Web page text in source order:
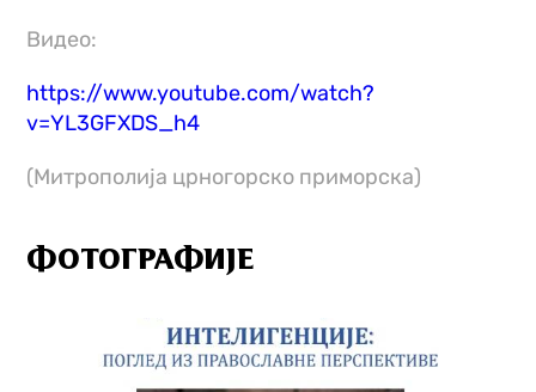
Видео:
https://www.youtube.com/watch?
v=YL3GFXDS_h4
(Митрополија црногорско приморска)
ФОТОГРАФИЈЕ